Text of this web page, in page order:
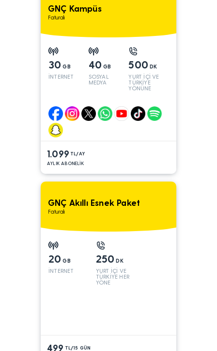
GNÇ Kampüs
Faturalı
30 GB
İNTERNET
40 GB
SOSYAL
MEDYA
500 DK
YURT İÇİ VE
TÜRKİYE
YÖNÜNE
1.099 TL/AY
AYLIK ABONELİK
GNÇ Akıllı Esnek Paket
Faturalı
20 GB
İNTERNET
250 DK
YURT İÇİ VE
TÜRKİYE HER
YÖNE
499 TL/15 GÜN